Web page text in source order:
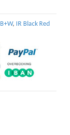
B+W, IR Black Red